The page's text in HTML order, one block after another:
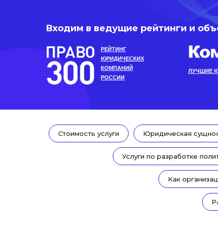
Входим в ведущие рейтинги и
РЕЙТИНГ
ЮРИДИЧЕСКИХ
КОМПАНИЙ
РОССИИ
ЛУЧШИЕ
Cтоимость услуги Юридическая
Услуги по разработке
Как